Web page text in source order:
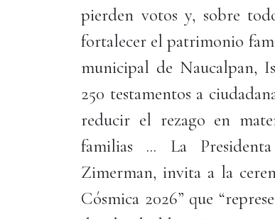
pierden votos y, sobre
fortalecer el patrimonio
municipal de Naucalpan,
250 testamentos a
reducir el rezago en
familias ... La
Zimerman, invita a la
Cósmica 2026” que